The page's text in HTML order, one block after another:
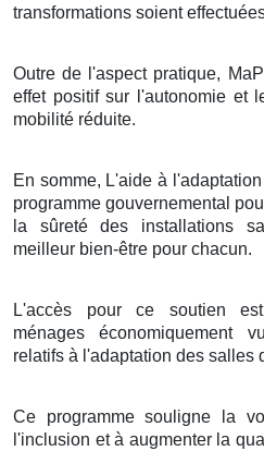
transformations soient
Outre de l'aspect pratique,
effet positif sur l'autonomie et
mobilité réduite.
En somme, L'aide à
programme gouvernemental
la sûreté des installations
meilleur bien-être pour chacun.
L'accès pour ce soutien
ménages économiquement
relatifs à l'adaptation des salles
Ce programme souligne la
l'inclusion et à augmenter la